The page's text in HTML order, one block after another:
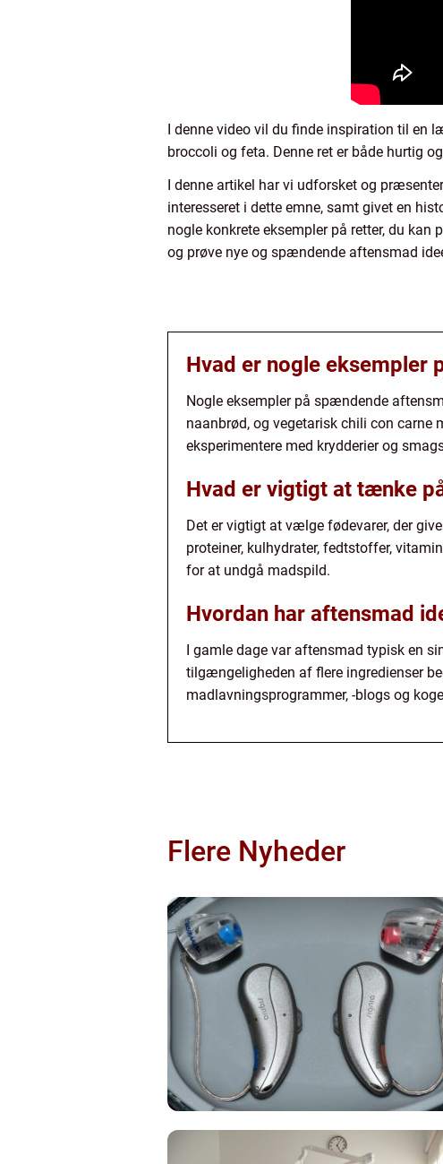
I denne video vil du finde inspiration til en
broccoli og feta. Denne ret er både hurtig
I denne artikel har vi udforsket og
interesseret i dette emne, samt givet en
nogle konkrete eksempler på retter, du
og prøve nye og spændende aftensmad
Hvad er nogle eksempler
Nogle eksempler på spændende
naanbrød, og vegetarisk chili con carne
eksperimentere med krydderier og
Hvad er vigtigt at tænke
Det er vigtigt at vælge fødevarer, der
proteiner, kulhydrater, fedtstoffer,
for at undgå madspild.
Hvordan har aftensmad
I gamle dage var aftensmad typisk en
tilgængeligheden af flere ingredienser
madlavningsprogrammer, -blogs og
Flere Nyheder